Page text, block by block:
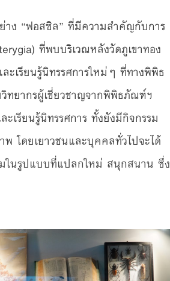
าง “ฟอสซิล” ที่มีความสำคัญกับการ
ที่พบบริเวณหลังวัดภูเขาทอง
ะเรียนรู้นิทรรศการใหม่ๆ ที่ทางพิพิธ
ทยากรผู้เชี่ยวชาญจากพิพิธภัณฑ์ฯ
เรียนรู้นิทรรศการ ทั้งยังมีกิจกรรม
โดยเยาวชนและบุคคลทั่วไปจะได้
ในรูปแบบที่แปลกใหม่ สนุกสนาน ซึ่ง